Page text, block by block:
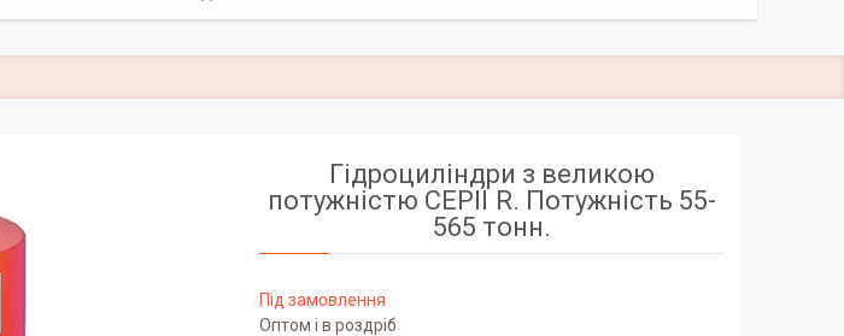
Гідроциліндри з великою
потужністю СЕРІЇ R. Потужність 55-
565 тонн.
Під замовлення
Оптом і в роздріб